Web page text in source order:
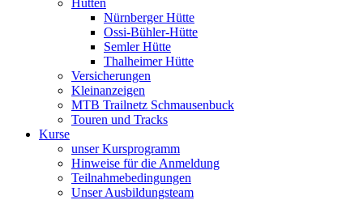
Hütten
Nürnberger Hütte
Ossi-Bühler-Hütte
Semler Hütte
Thalheimer Hütte
Versicherungen
Kleinanzeigen
MTB Trailnetz Schmausenbuck
Touren und Tracks
Kurse
unser Kursprogramm
Hinweise für die Anmeldung
Teilnahmebedingungen
Unser Ausbildungsteam